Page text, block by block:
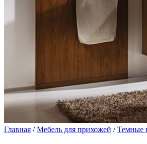
Главная /Мебель для прихожей /Темные